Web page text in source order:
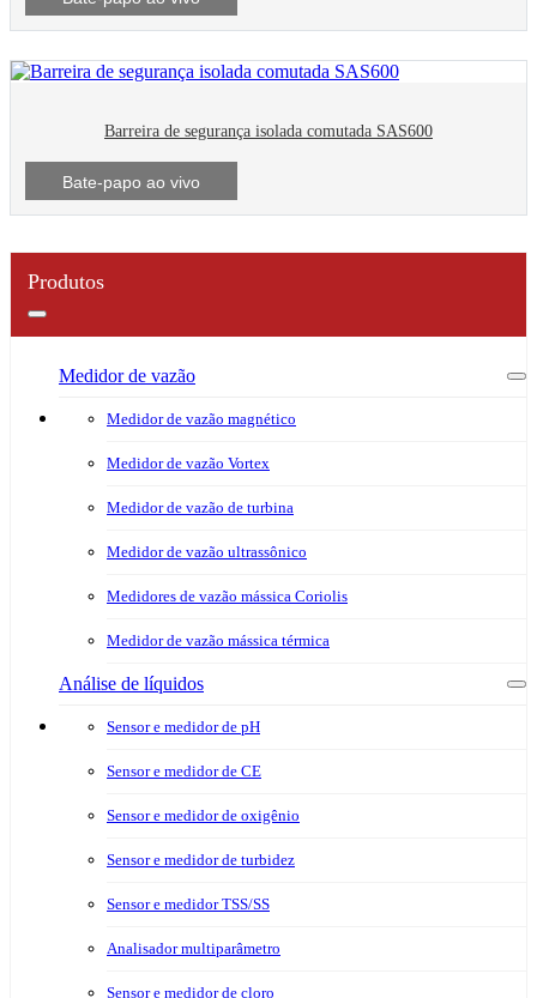
Barreira de segurança isolada comutada SAS600
Bate-papo ao vivo
Produtos
Medidor de vazão
Medidor de vazão magnético
Medidor de vazão Vortex
Medidor de vazão de turbina
Medidor de vazão ultrassônico
Medidores de vazão mássica Coriolis
Medidor de vazão mássica térmica
Análise de líquidos
Sensor e medidor de pH
Sensor e medidor de CE
Sensor e medidor de oxigênio
Sensor e medidor de turbidez
Sensor e medidor TSS/SS
Analisador multiparâmetro
Sensor e medidor de cloro